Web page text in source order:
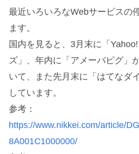
最近いろいろなWebサービスの
ます。
国内を見ると、3月末に「
ズ」、年内に「アメーバピグ」
いて、また先月末に「はてなダ
しています。
参考：
https://www.nikkei.com/article/
8A001C1000000/